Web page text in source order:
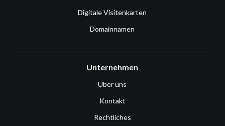
Digitale Visitenkarten
Domainnamen
Unternehmen
Über uns
Kontakt
Rechtliches